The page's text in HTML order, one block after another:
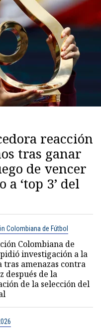
reacción
tras ganar
de vencer
‘top 3’ del
Colombiana de Fútbol
Colombiana de
investigación a la
tras amenazas contra
después de la
de la selección del